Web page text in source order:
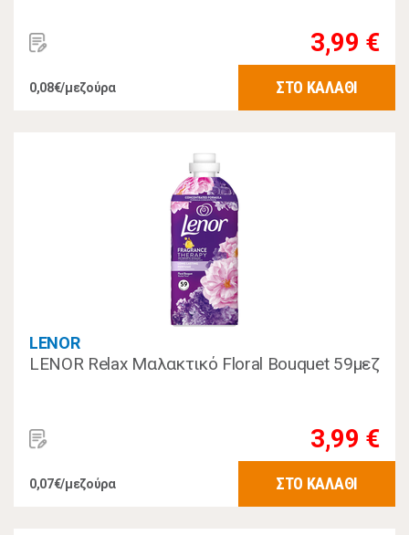
3,99 €
0,08€/μεζούρα ΣΤΟ ΚΑΛΑΘΙ
LENOR
LENOR Relax Μαλακτικό Floral Bouquet 59μεζ
3,99 €
0,07€/μεζούρα ΣΤΟ ΚΑΛΑΘΙ